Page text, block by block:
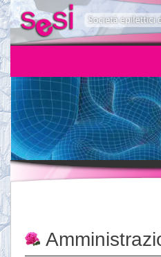
Home
Uscite
Eventi
News
Servizi